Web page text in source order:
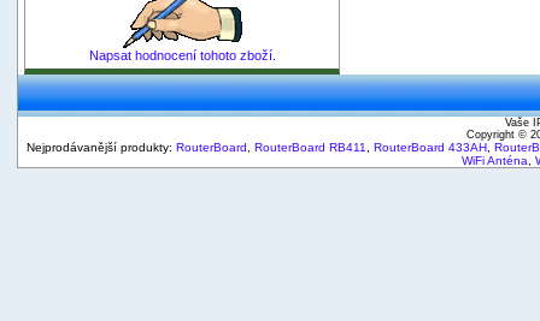
Napsat hodnocení tohoto zboží.
Vaše
Copyright ©
Nejprodávanější produkty: RouterBoard RouterBoard RB411 RouterBoard 433AH
WiFi Anténa